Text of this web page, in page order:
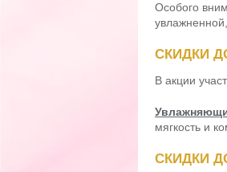
Особого
СКИДКИ
В акции
мягкость и
СКИДКИ